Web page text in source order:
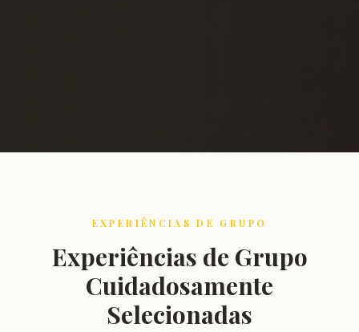
EXPERIÊNCIAS DE GRUPO
Experiências de Grupo
Cuidadosamente
Selecionadas